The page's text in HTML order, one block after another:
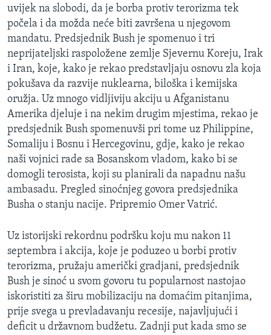
MAGAZIN
O GLASU AMERIKE
Learning English
PRATITE NAS
Jezici
uvijek na slobodi, da je borba protiv terorizma tek
počela i da možda neće biti završena u njegovom
mandatu. Predsjednik Bush je spomenuo i tri
neprijateljski raspoložene zemlje Sjevernu Koreju, Irak
i Iran, koje, kako je rekao predstavljaju osnovu zla koja
pokušava da razvije nuklearna, biloška i kemijska
oružja. Uz mnogo vidljiviju akciju u Afganistanu
Amerika djeluje i na nekim drugim mjestima, rekao je
predsjednik Bush spomenuvši pri tome uz Philippine,
Somaliju i Bosnu i Hercegovinu, gdje, kako je rekao
naši vojnici rade sa Bosanskom vladom, kako bi se
domogli terosista, koji su planirali da napadnu našu
ambasadu. Pregled sinoćnjeg govora predsjednika
Busha o stanju nacije. Pripremio Omer Vatrić.
Uz istorijski rekordnu podršku koju mu nakon 11
septembra i akcija, koje je poduzeo u borbi protiv
terorizma, pružaju američki gradjani, predsjednik
Bush je sinoć u svom govoru tu popularnost nastojao
iskoristiti za širu mobilizaciju na domaćim pitanjima,
prije svega u prevladavanju recesije, najavljujući i
deficit u državnom budžetu. Zadnji put kada smo se